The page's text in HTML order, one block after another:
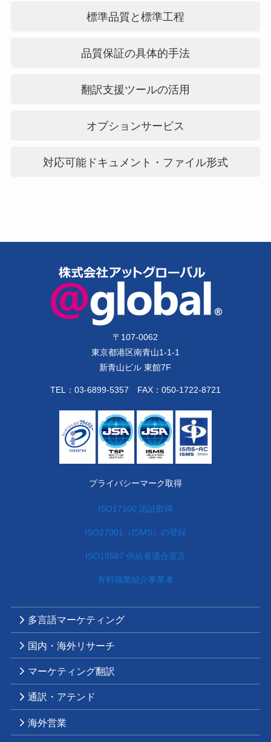
標準品質と標準工程
品質保証の具体的手法
翻訳支援ツールの活用
オプションサービス
対応可能ドキュメント・ファイル形式
〒 107-0062
東京都港区南青山1-1-1
新青山ビル 東館7F
TEL： 03-6899-5357 FAX：050-1722-8721
プライバシーマーク取得
ISO17100 認証取得
ISO27001（ISMS）の登録
ISO18587 供給者適合宣言
有料職業紹介事業者
多言語マーケティング
国内・海外リサーチ
マーケティング翻訳
通訳・アテンド
海外営業